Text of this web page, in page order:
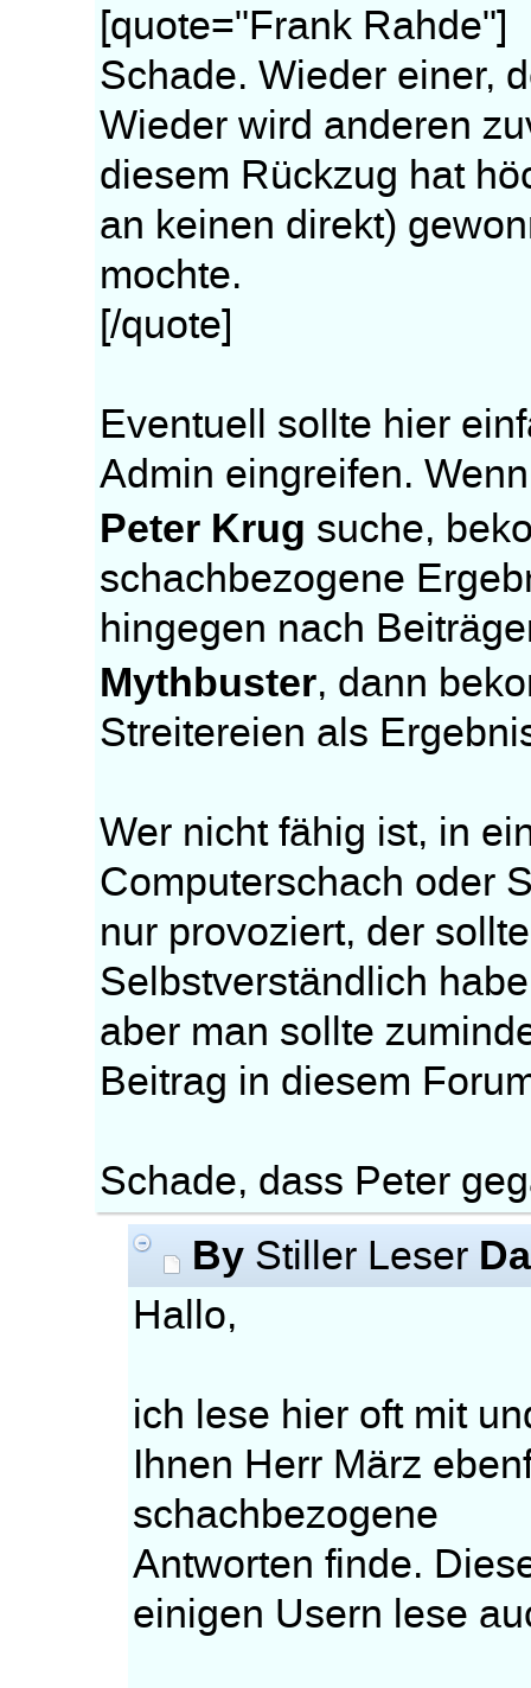
[quote="Frank Rahde"]
Schade. Wieder einer,
Wieder wird anderen
diesem Rückzug hat
an keinen direkt)
mochte.
[/quote]
Eventuell sollte hier
Admin eingreifen.
Peter Krug suche,
schachbezogene
hingegen nach
Mythbuster, dann
Streitereien als
Wer nicht fähig ist, in
Computerschach oder
nur provoziert, der
Selbstverständlich
aber man sollte
Beitrag in diesem
Schade, dass Peter
By Stiller Leser
Hallo,
ich lese hier oft mit
Ihnen Herr März
schachbezogene
Antworten finde.
einigen Usern lese